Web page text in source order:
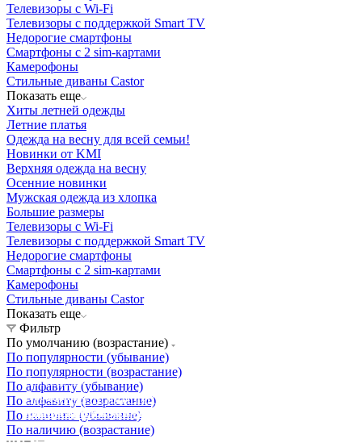
Телевизоры с Wi-Fi
Телевизоры с поддержкой Smart TV
Недорогие смартфоны
Смартфоны с 2 sim-картами
Камерофоны
Стильные диваны Castor
Показать еще
Хиты летней одежды
Летние платья
Одежда на весну для всей семьи!
Новинки от KMI
Верхняя одежда на весну
Осенние новинки
Мужская одежда из хлопка
Большие размеры
Телевизоры с Wi-Fi
Телевизоры с поддержкой Smart TV
Недорогие смартфоны
Смартфоны с 2 sim-картами
Камерофоны
Стильные диваны Castor
Показать еще
Фильтр
По умолчанию (возрастание)
По популярности (убывание)
По популярности (возрастание)
По алфавиту (убывание)
По алфавиту (возрастание)
По наличию (убывание)
По наличию (возрастание)
Освещение
Здания префектуры ТиНАО
Освещение
Калужский завод путевых машин и гидроприводов
Освещение
СТРОИТЕЛЬНЫЙ ГИПЕРМАРКЕТ «ЛЕРУА
МЕРЛЕН»
Освещение
Железнодорожный вокзал Арзамас-1